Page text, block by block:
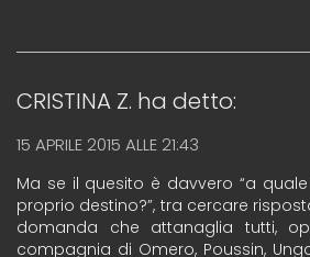
CRISTINA Z. ha detto:
15 APRILE 2015 ALLE 21:43
Ma se il quesito è davvero “a
proprio destino?”, tra cercare
domanda che attanaglia tutti,
compagnia di Omero, Poussin,